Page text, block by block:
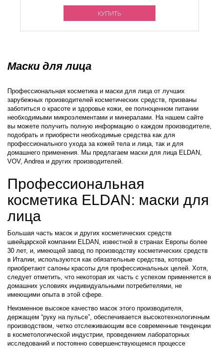
КУПИТЬ
Маски для лица
Профессиональная косметика и маски для лица от лучших
зарубежных производителей косметических средств, призваны
заботиться о красоте и здоровье кожи, ее полноценном питании
необходимыми микроэлементами и минералами. На нашем сайте
вы можете получить полную информацию о каждом производителе,
подобрать и приобрести необходимые средства как для
профессионального ухода за кожей тела и лица, так и для
домашнего применения. Мы предлагаем маски для лица ELDAN,
VOV, Andrea и других производителей.
Профессиональная
косметика ELDAN: маски для
лица
Большая часть масок и других косметических средств
швейцарской компании ELDAN, известной в странах Европы более
30 лет, и, имеющей завод по производству косметических средств
в Италии, используются как обязательные средства, которые
приобретают салоны красоты для профессиональных целей. Хотя,
следует отметить, что некоторая их часть с успехом применяется в
домашних условиях индивидуальными потребителями, не
имеющими опыта в этой сфере.
Неизменное высокое качество масок этого производителя,
держащем “руку на пульсе”, обеспечивается высокотехнологичным
производством, четко отслеживающим все современные тенденции
в косметологической индустрии, проведением лабораторных
исследований и постоянно совершенствующемся процессе